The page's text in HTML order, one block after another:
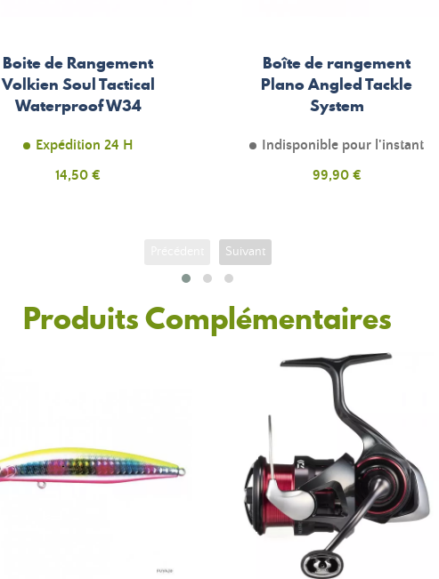
Boite de Rangement
Volkien Soul Tactical
Waterproof W34
Expédition 24 H
Prix
14,50 €
Boîte de rangement
Plano Angled Tackle
System
Indisponible pour l'instant
Prix
99,90 €
Suivant
Produits Complémentaires